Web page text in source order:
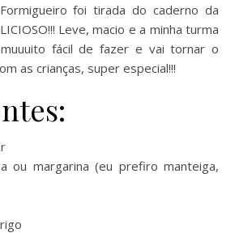
foi tirada do caderno da
Leve, macio e a minha turma
fácil de fazer e vai tornar o
as crianças, super especial!!!
ou margarina (eu prefiro manteiga,